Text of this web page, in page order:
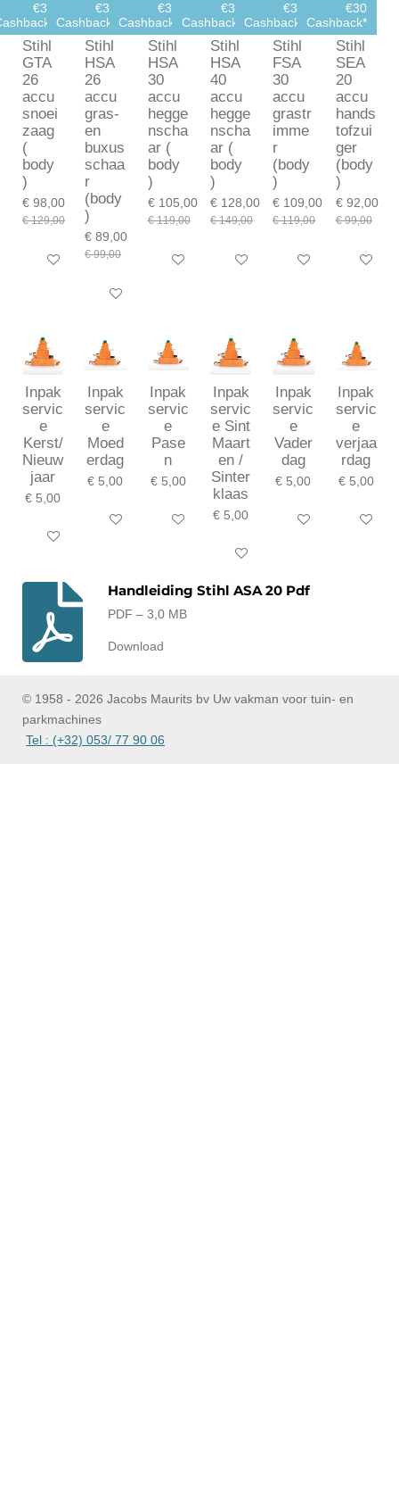
€30
Stihl
GTA
26
accu
snoei
zaag
(
body
)
€ 98,00
€ 129,00
In winkelwagen
€30
Cashback*
Stihl
HSA
26
accu
gras-
en
buxus
schaa
r
(body
)
€ 89,00
€ 99,00
In winkelwagen
€30
Cashback*
Stihl
HSA
30
accu
hegge
nscha
ar (
body
)
€ 105,00
€ 119,00
In winkelwagen
€30
Cashback*
Stihl
HSA
40
accu
hegge
nscha
ar (
body
)
€ 128,00
€ 149,00
In winkelwagen
€30
Cashback*
Stihl
FSA
30
accu
grastr
imme
r
(body
)
€ 109,00
€ 119,00
In winkelwagen
€30
Cashback*
Stihl
SEA
20
accu
hands
tofzui
ger
(body
)
€ 92,00
€ 99,00
In
Inpak
servic
e
Kerst/
Nieuw
jaar
€ 5,00
In winkelwagen
Inpak
servic
e
Moed
erdag
€ 5,00
In winkelwagen
Inpak
servic
e
Pase
n
€ 5,00
In winkelwagen
Inpak
servic
e Sint
Maart
en /
Sinter
klaas
€ 5,00
In winkelwagen
Inpak
servic
e
Vader
dag
€ 5,00
In winkelwagen
Inpak
servic
e
verjaa
rdag
€ 5,00
In
Handleiding Stihl ASA 20 Pdf
PDF – 3,0 MB
Download
© 1958 - 2026 Jacobs Maurits bv Uw vakman voor tuin- en
parkmachines
Tel : (+32) 053/ 77 90 06